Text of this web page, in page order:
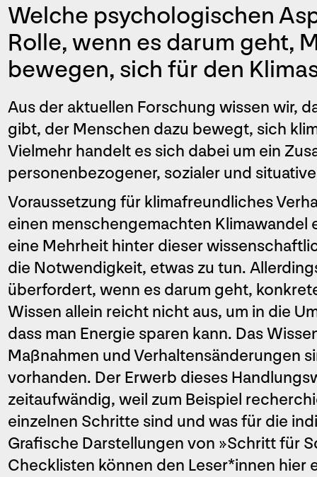
Welche psychologischen
Rolle, wenn es darum geht,
bewegen, sich für den
Aus der aktuellen Forschung wissen wir,
gibt, der Menschen dazu bewegt, sich
Vielmehr handelt es sich dabei um ein
personenbezogener, sozialer und
Voraussetzung für klimafreundliches
einen menschengemachten Klimawandel
eine Mehrheit hinter dieser
die Notwendigkeit, etwas zu tun.
überfordert, wenn es darum geht,
Wissen allein reicht nicht aus, um in die
dass man Energie sparen kann. Das
Maßnahmen und Verhaltensänderungen
vorhanden. Der Erwerb dieses
zeitaufwändig, weil zum Beispiel
einzelnen Schritte sind und was für die
Grafische Darstellungen von »Schritt für
Checklisten können den Leser*innen hier